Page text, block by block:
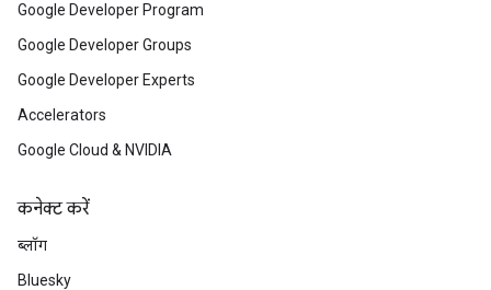
Google Developer Program
Google Developer Groups
Google Developer Experts
Accelerators
Google Cloud & NVIDIA
कनेक्ट करें
ब्लॉग
Bluesky